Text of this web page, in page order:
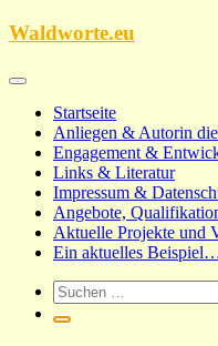
Zum
Waldworte.eu
Startseite
Anliegen & Autorin
Engagement &
Links & Literatur
Impressum &
Angebote,
Aktuelle Projekte und
Ein aktuelles